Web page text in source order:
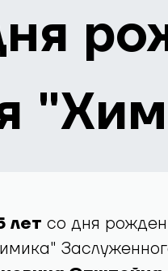
лет со дня